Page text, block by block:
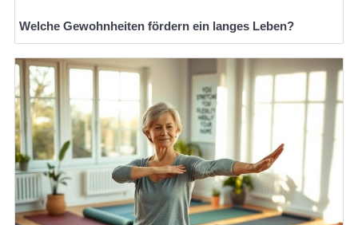
Welche Gewohnheiten fördern ein langes Leben?